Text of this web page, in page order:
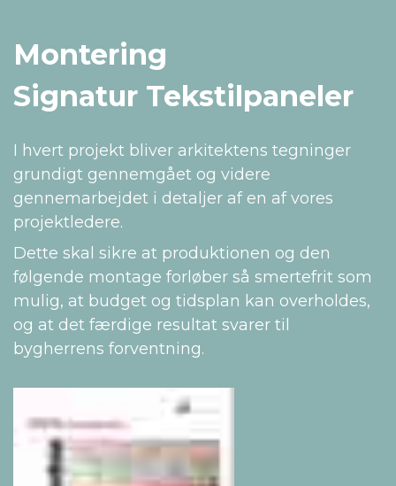
Montering
Signatur Tekstilpaneler
I hvert projekt bliver arkitektens tegninger
grundigt gennemgået og videre
gennemarbejdet i detaljer af en af vores
projektledere.
Dette skal sikre at produktionen og den
følgende montage forløber så smertefrit som
mulig, at budget og tidsplan kan overholdes,
og at det færdige resultat svarer til
bygherrens forventning.